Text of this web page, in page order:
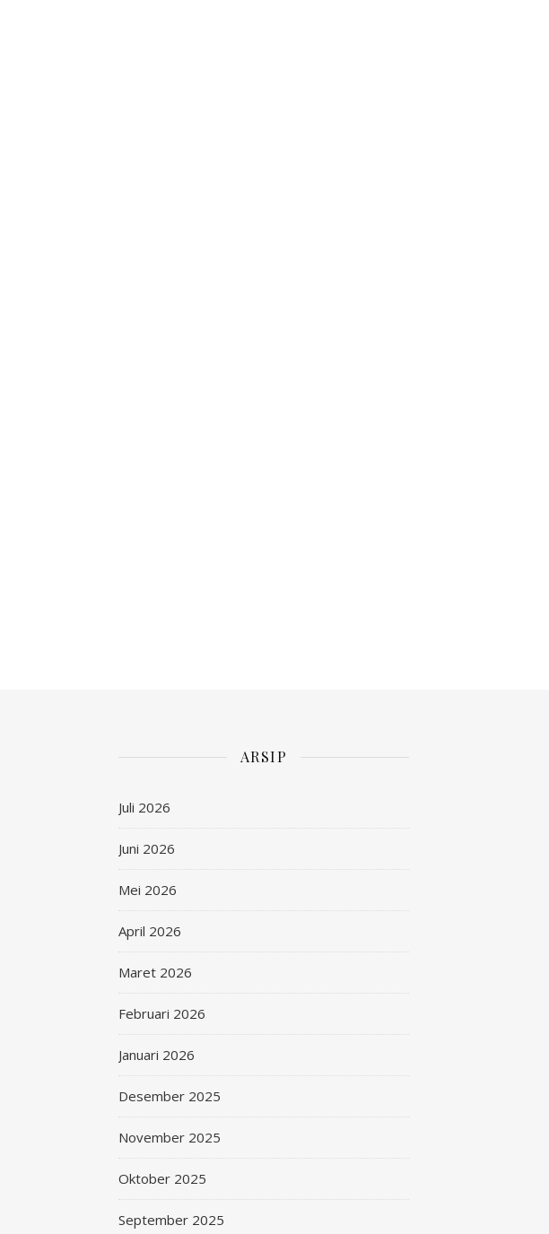
ARSIP
Juli 2026
Juni 2026
Mei 2026
April 2026
Maret 2026
Februari 2026
Januari 2026
Desember 2025
November 2025
Oktober 2025
September 2025